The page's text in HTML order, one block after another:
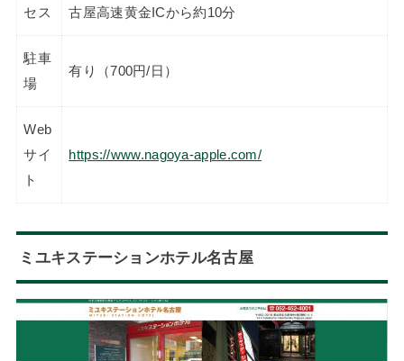
セス
古屋高速黄金ICから約10分
駐車
場
有り（700円/日）
Web
サイ
ト
https://www.nagoya-apple.com/
ミユキステーションホテル名古屋